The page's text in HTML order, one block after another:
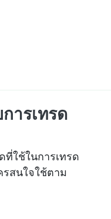
ารเทรด
ที่ใช้ในการเทรด
รสนใจใช้ตาม